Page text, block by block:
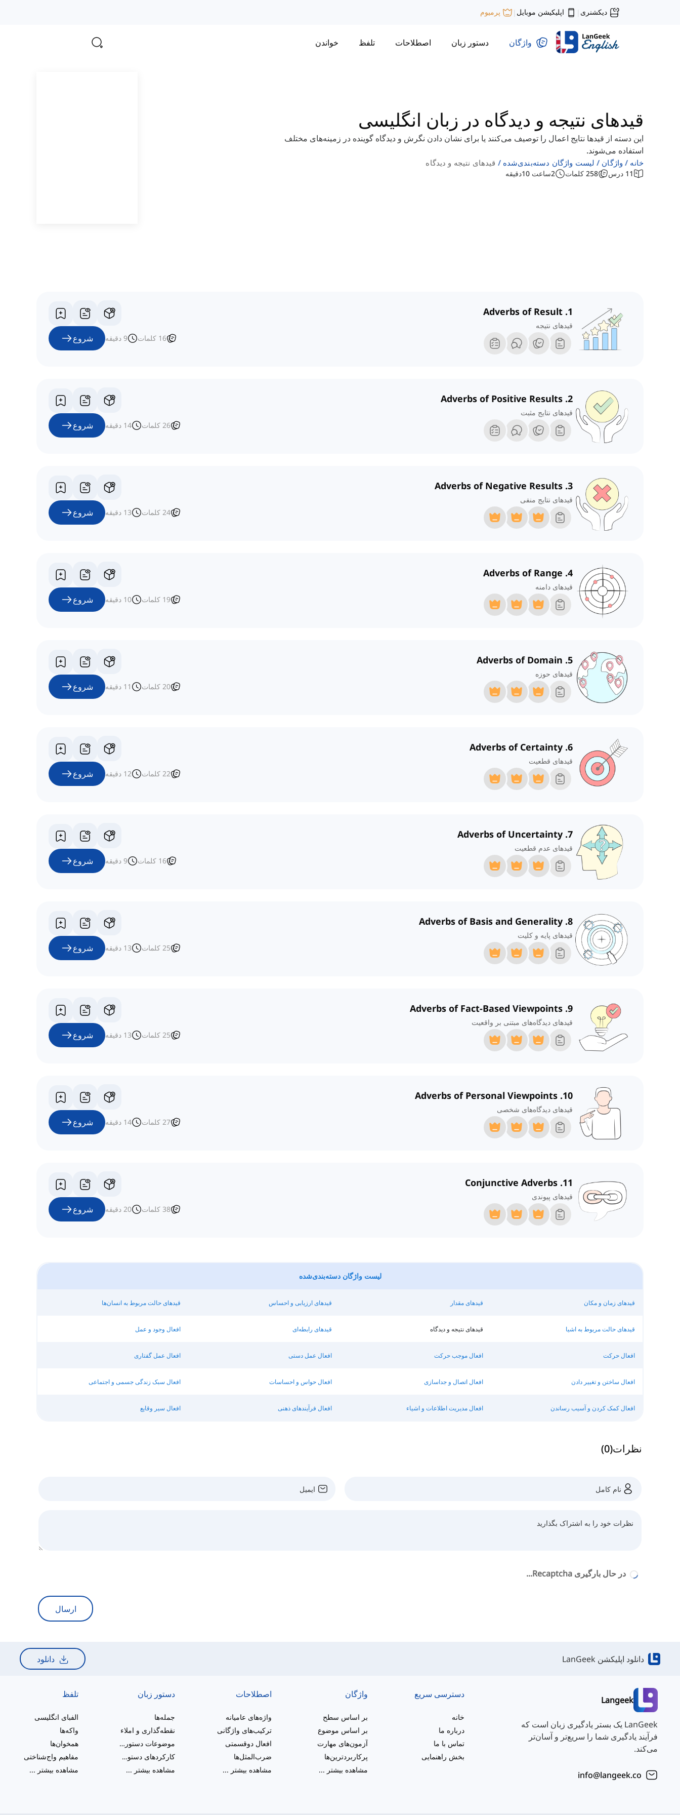
دیکشنری | اپلیکیشن موبایل | پرمیوم
واژگان دستور زبان اصطلاحات تلفظ خواندن
قیدهای نتیجه و دیدگاه در زبان انگلیسی
این دسته از قیدها نتایج اعمال را توصیف می‌کنند یا برای نشان دادن نگرش و دیدگاه گوینده در زمینه‌های مختلف
استفاده می‌شوند.
خانه واژگان لیست واژگان دسته‌بندی‌شده قیدهای نتیجه و دیدگاه
11 درس 258 کلمات 2ساعت 10دقیقه
1. Adverbs of Result
قیدهای نتیجه
16 کلمات 9 دقیقه شروع
2. Adverbs of Positive Results
قیدهای نتایج مثبت
26 کلمات 14 دقیقه شروع
3. Adverbs of Negative Results
قیدهای نتایج منفی
24 کلمات 13 دقیقه شروع
4. Adverbs of Range
قیدهای دامنه
19 کلمات 10 دقیقه شروع
5. Adverbs of Domain
قیدهای حوزه
20 کلمات 11 دقیقه شروع
6. Adverbs of Certainty
قیدهای قطعیت
22 کلمات 12 دقیقه شروع
7. Adverbs of Uncertainty
قیدهای عدم قطعیت
16 کلمات 9 دقیقه شروع
8. Adverbs of Basis and Generality
قیدهای پایه و کلیت
25 کلمات 13 دقیقه شروع
9. Adverbs of Fact-Based Viewpoints
قیدهای دیدگاه‌های مبتنی بر واقعیت
25 کلمات 13 دقیقه شروع
10. Adverbs of Personal Viewpoints
قیدهای دیدگاه‌های شخصی
27 کلمات 14 دقیقه شروع
11. Conjunctive Adverbs
قیدهای پیوندی
38 کلمات 20 دقیقه شروع
لیست واژگان دسته‌بندی‌شده
قیدهای زمان و مکان قیدهای مقدار قیدهای ارزیابی و احساس قیدهای حالت مربوط به انسان‌ها
قیدهای حالت مربوط به اشیا قیدهای نتیجه و دیدگاه قیدهای رابطه‌ای افعال وجود و عمل
افعال حرکت افعال موجب حرکت افعال عمل دستی افعال عمل گفتاری
افعال ساختن و تغییر دادن افعال اتصال و جداسازی افعال حواس و احساسات افعال سبک زندگی جسمی و اجتماعی
افعال کمک کردن و آسیب رساندن افعال مدیریت اطلاعات و اشیاء افعال فرآیندهای ذهنی افعال سیر وقایع
نظرات(
0
)
در حال بارگیری Recaptcha...
ارسال
دانلود اپلیکشن LanGeek دانلود
Langeek
LanGeek یک بستر یادگیری زبان است که
فرآیند یادگیری شما را سریع‌تر و آسان‌تر
می‌کند.
info@langeek.co
دسترسی سریع
خانه
درباره ما
تماس با ما
بخش راهنمایی
واژگان
بر اساس سطح
بر اساس موضوع
آزمون‌های مهارت
پرکاربردترین‌ها
مشاهده بیشتر ...
اصطلاحات
واژه‌های عامیانه
ترکیب‌های واژگانی
افعال دوقسمتی
ضرب‌المثل‌ها
مشاهده بیشتر ...
دستور زبان
جمله‌ها
نقطه‌گذاری و املاء
موضوعات دستور زبان متنوع
کارکردهای دستوری
مشاهده بیشتر ...
تلفظ
الفبای انگلیسی
واکه‌ها
همخوان‌ها
مفاهیم واج‌شناختی
مشاهده بیشتر ...